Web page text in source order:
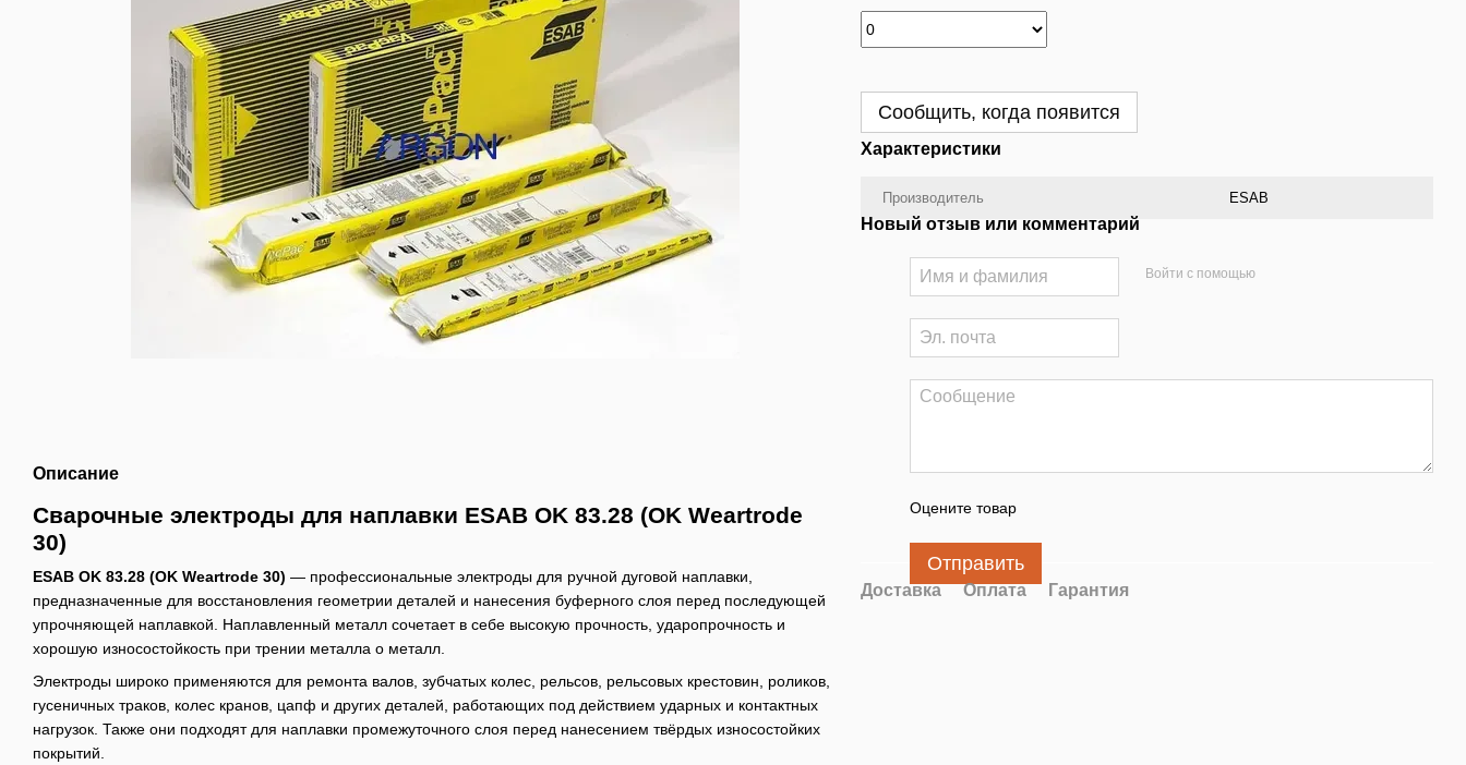
Описание
Сварочные электроды для наплавки ESAB OK 83.28 (OK Weartrode
30)
ESAB OK 83.28 (OK Weartrode 30) — профессиональные электроды для ручной дуговой наплавки,
предназначенные для восстановления геометрии деталей и нанесения буферного слоя перед последующей
упрочняющей наплавкой. Наплавленный металл сочетает в себе высокую прочность, ударопрочность и
хорошую износостойкость при трении металла о металл.
Электроды широко применяются для ремонта валов, зубчатых колес, рельсов, рельсовых крестовин, роликов,
гусеничных траков, колес кранов, цапф и других деталей, работающих под действием ударных и контактных
нагрузок. Также они подходят для наплавки промежуточного слоя перед нанесением твёрдых износостойких
покрытий.
Сообщить, когда появится
Характеристики
Производитель ESAB
Новый отзыв или комментарий
Войти с помощью
Оцените товар
Отправить
Доставка Оплата Гарантия